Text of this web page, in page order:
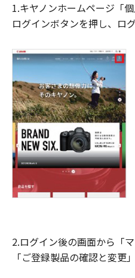
1.キヤノンホームページ「
ログインボタンを押し、ロ
2.ログイン後の画面から「マ
「ご登録製品の確認と変更